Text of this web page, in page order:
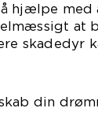
hjælpe
at
skadedyr
din